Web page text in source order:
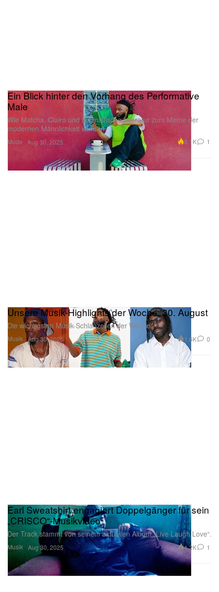
Mode
Ein Blick hinter den Vorhang des Performative
Male
Wie Matcha, Clairo und feministische Literatur zum Meme der
modernen Männlichkeit wurden.
Aug 30, 2025 8.1K 1
Musik
Unsere Musik-Highlights der Woche: 30. August
Die wichtigsten Musik-Schlagzeilen der Woche.
Aug 30, 2025 1.6K 0
Musik
Earl Sweatshirt engagiert Doppelgänger für sein
„CRISCO“-Musikvideo
Der Track stammt von seinem aktuellen Album „Live Laugh Love“.
Aug 30, 2025 1.2K 1